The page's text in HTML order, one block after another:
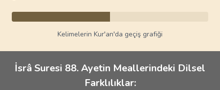
Kelimelerin Kur'an'da geçiş grafiği
İsrâ Suresi 88. Ayetin Meallerindeki Dilsel
Farklılıklar: